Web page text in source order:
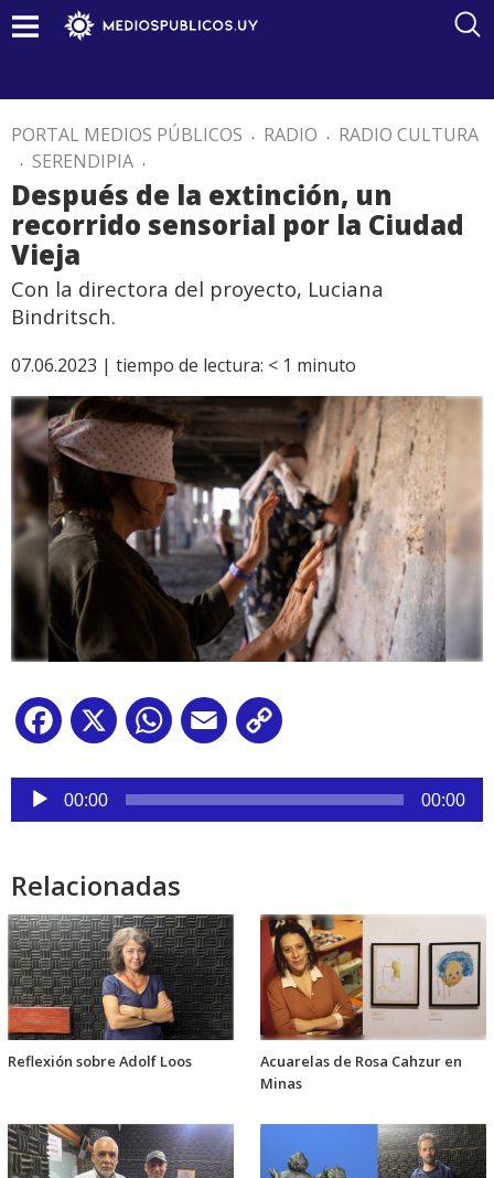
PORTAL MEDIOS PÚBLICOS . RADIO . RADIO CULTURA
. SERENDIPIA .
Después de la extinción, un
recorrido sensorial por la Ciudad
Vieja
Con la directora del proyecto, Luciana
Bindritsch.
07.06.2023 | tiempo de lectura: < 1 minuto
Facebook
X WhatsApp
Email
Reproductor
audio
00:00 00:00
Relacionadas
Reflexión sobre Adolf Loos
Acuarelas de Rosa Cahzur en
Minas